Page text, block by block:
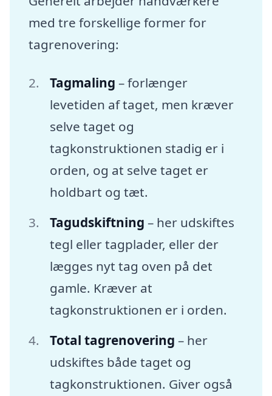
med tre forskellige former for
tagrenovering:
Tagmaling – forlænger
levetiden af taget, men kræver
selve taget og
tagkonstruktionen stadig er i
orden, og at selve taget er
holdbart og tæt.
Tagudskiftning – her udskiftes
tegl eller tagplader, eller der
lægges nyt tag oven på det
gamle. Kræver at
tagkonstruktionen er i orden.
Total tagrenovering – her
udskiftes både taget og
tagkonstruktionen. Giver også